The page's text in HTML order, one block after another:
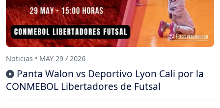
Noticias • MAY 29 / 2026
Panta Walon vs Deportivo Lyon Cali por la
CONMEBOL Libertadores de Futsal